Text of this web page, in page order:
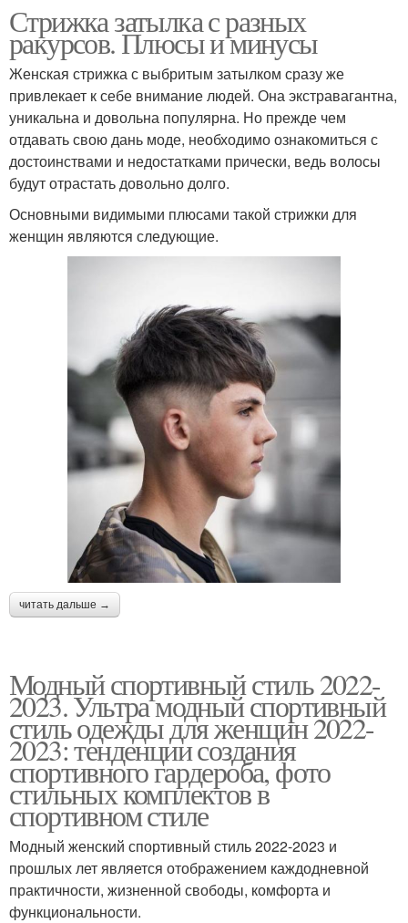
Стрижка затылка с разных
ракурсов. Плюсы и минусы
Женская стрижка с выбритым затылком сразу же
привлекает к себе внимание людей. Она экстравагантна,
уникальна и довольна популярна. Но прежде чем
отдавать свою дань моде, необходимо ознакомиться с
достоинствами и недостатками прически, ведь волосы
будут отрастать довольно долго.
Основными видимыми плюсами такой стрижки для
женщин являются следующие.
читать дальше →
Модный спортивный стиль 2022-
2023. Ультра модный спортивный
стиль одежды для женщин 2022-
2023: тенденции создания
спортивного гардероба, фото
стильных комплектов в
спортивном стиле
Модный женский спортивный стиль 2022-2023 и
прошлых лет является отображением каждодневной
практичности, жизненной свободы, комфорта и
функциональности.